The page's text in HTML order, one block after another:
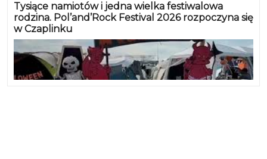
Tysiące namiotów i jedna wielka festiwalowa
rodzina. Pol’and’Rock Festival 2026 rozpoczyna się
w Czaplinku